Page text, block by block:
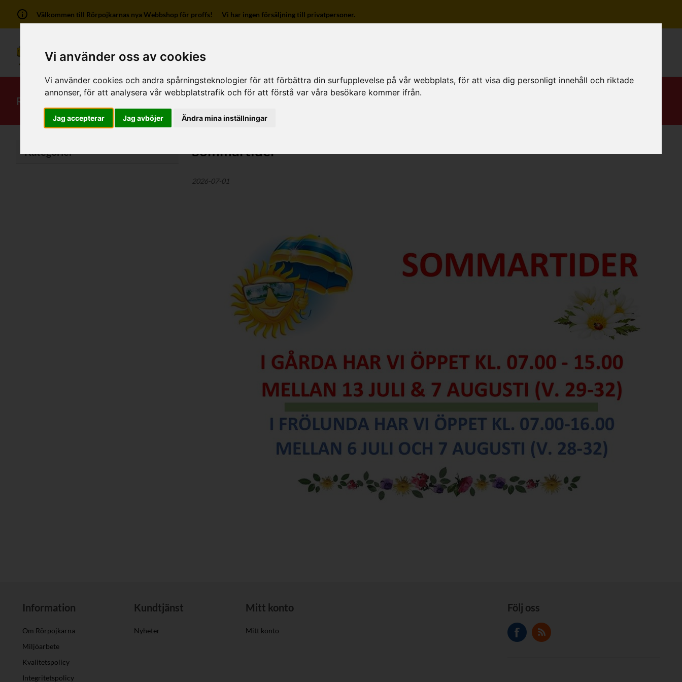
Vi använder oss av cookies
Vi använder cookies och andra spårningsteknologier för att förbättra din surfupplevelse på vår webbplats, för att visa dig personligt innehåll och riktade
annonser, för att analysera vår webbplatstrafik och för att förstå var våra besökare kommer ifrån.
Jag accepterar Jag avböjer Ändra mina inställningar
Välkommen till Rörpojkarnas nya Webbshop för proffs! Vi har ingen försäljning till privatpersoner.
RSK-Kategorier Produkter Mitt konto
Kategorier Sommartider
2026-07-01
Information
Om Rörpojkarna
Miljöarbete
Kvalitetspolicy
Integritetspolicy
Kundtjänst
Nyheter
Mitt konto
Mitt konto
Följ oss